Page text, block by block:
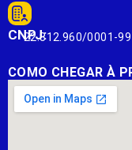
CNPJ:
22.812.960/0001-99
COMO CHEGAR À